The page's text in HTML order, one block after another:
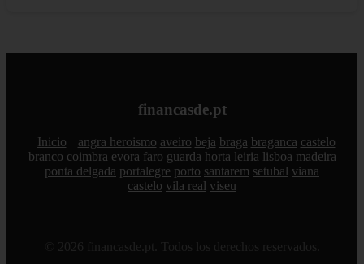
financasde.pt
Inicio angra heroismo aveiro beja braga braganca castelo
branco coimbra evora faro guarda horta leiria lisboa madeira
ponta delgada portalegre porto santarem setubal viana
castelo vila real viseu
© 2026 financasde.pt. Todos los derechos reservados.